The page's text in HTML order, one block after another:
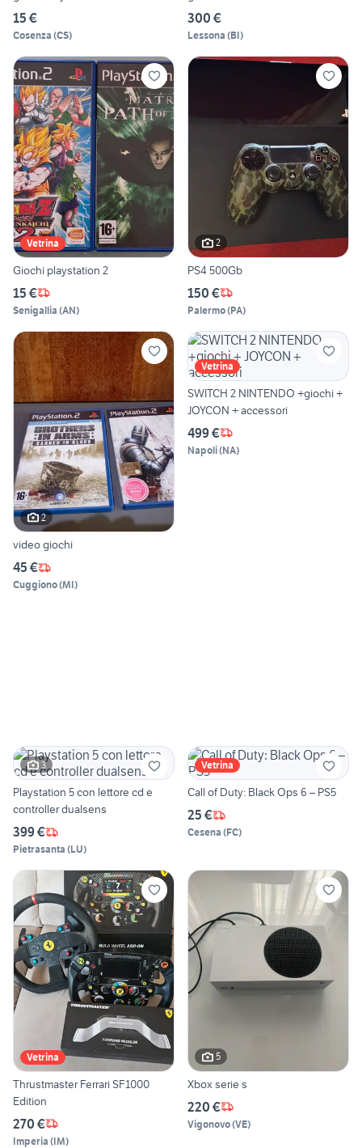
15 €
Cosenza (CS)
300 €
Lessona (BI)
Vetrina
Giochi playstation 2
15 €
Senigallia (AN)
2
PS4 500Gb
150 €
Palermo(PA)
2
video giochi
45 €
Cuggiono(MI)
Vetrina
SWITCH 2 NINTENDO +giochi +
JOYCON + accessori
499 €
Napoli(NA)
3
Playstation 5 con lettore cd e
controller dualsens
399 €
Pietrasanta (LU)
Vetrina
Call of Duty: Black Ops 6 – PS5
25 €
Cesena (FC)
Vetrina
Thrustmaster Ferrari SF1000
Edition
270 €
Imperia (IM)
5
Xbox serie s
220 €
Vigonovo(VE)